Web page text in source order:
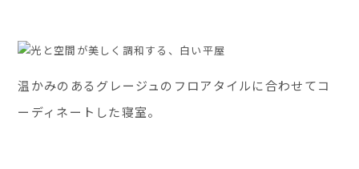
温かみのあるグレージュのフロアタイルに合わせてコ
ーディネートした寝室。